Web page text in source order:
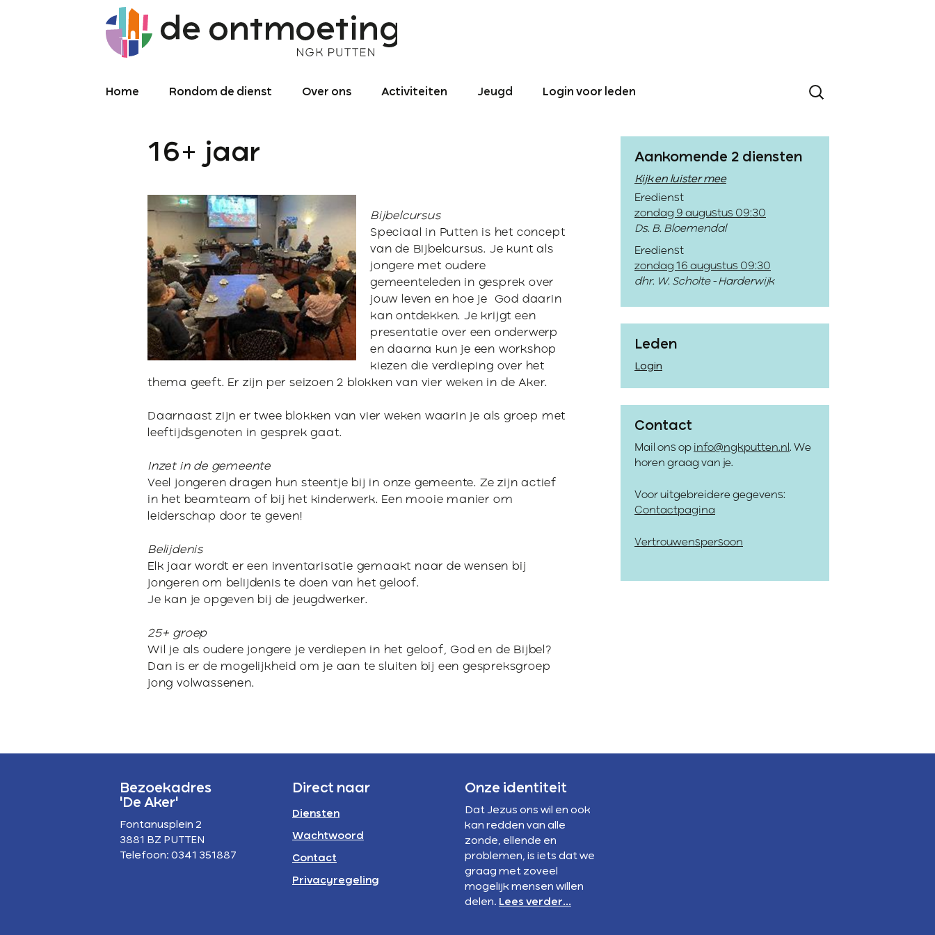
Home Rondom de dienst
Meekijken/luisteren
Archief liturgie
Diensten
Over ons
Predikant
Logo
Contact
Privacyregeling
ANBI
Activiteiten
Binnen- en
buitenland
Jeugd
16+ jaar
Jeugd-pastoraat
Verstandelijke
beperking
Login voor leden
16+ jaar
Bijbelcursus
Speciaal in Putten is het concept
van de Bijbelcursus. Je kunt als
jongere met oudere
gemeenteleden in gesprek over
jouw leven en hoe je God daarin
kan ontdekken. Je krijgt een
presentatie over een onderwerp
en daarna kun je een workshop
kiezen die verdieping over het
thema geeft. Er zijn per seizoen 2 blokken van vier weken in de Aker.
Daarnaast zijn er twee blokken van vier weken waarin je als groep met
leeftijdsgenoten in gesprek gaat.
Inzet in de gemeente
Veel jongeren dragen hun steentje bij in onze gemeente. Ze zijn actief
in het beamteam of bij het kinderwerk. Een mooie manier om
leiderschap door te geven!
Belijdenis
Elk jaar wordt er een inventarisatie gemaakt naar de wensen bij
jongeren om belijdenis te doen van het geloof.
Je kan je opgeven bij de jeugdwerker.
25+ groep
Wil je als oudere jongere je verdiepen in het geloof, God en de Bijbel?
Dan is er de mogelijkheid om je aan te sluiten bij een gespreksgroep
jong volwassenen.
Aankomende 2 diensten
Kijk en luister mee
Eredienst
zondag 9 augustus 09:30
Ds. B. Bloemendal
Eredienst
zondag 16 augustus 09:30
dhr. W. Scholte - Harderwijk
Leden
Login
Contact
Mail ons op info@ngkputten.nl . We
horen graag van je.
Voor uitgebreidere gegevens:
Contactpagina
Vertrouwenspersoon
Bezoekadres
'De Aker'
Fontanusplein 2
3881 BZ PUTTEN
Telefoon: 0341 351887
Direct naar
Diensten
Wachtwoord
Contact
Privacyregeling
Onze identiteit
Dat Jezus ons wil en ook
kan redden van alle
zonde, ellende en
problemen, is iets dat we
graag met zoveel
mogelijk mensen willen
delen. Lees verder...